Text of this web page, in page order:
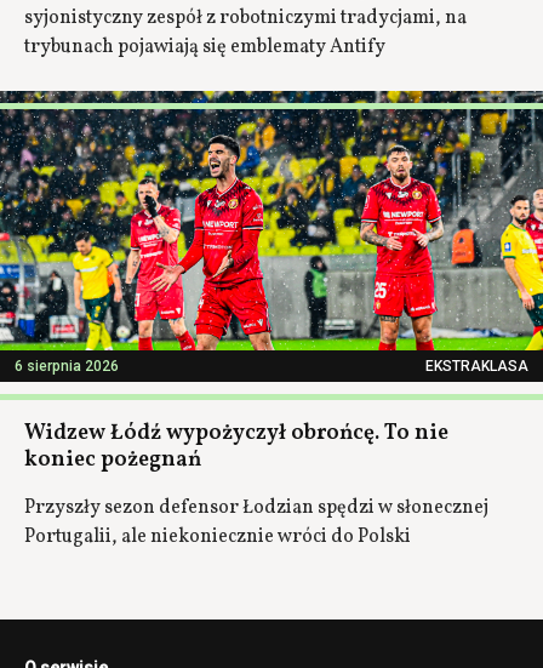
syjonistyczny zespół z robotniczymi tradycjami, na
trybunach pojawiają się emblematy Antify
6 sierpnia 2026 EKSTRAKLASA
Widzew Łódź wypożyczył obrońcę. To nie
koniec pożegnań
Przyszły sezon defensor Łodzian spędzi w słonecznej
Portugalii, ale niekoniecznie wróci do Polski